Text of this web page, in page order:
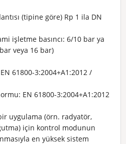
(tipine göre) Rp 1 ila DN
işletme basıncı: 6/10 bar ya
veya 16 bar)
61800-3:2004+A1:2012 /
EN 61800-3:2004+A1:2012
uygulama (örn. radyatör,
için kontrol modunun
en yüksek sistem